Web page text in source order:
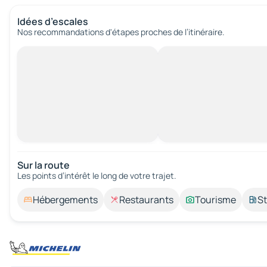
Idées d’escales
Nos recommandations d'étapes proches de l’itinéraire.
Sur la route
Les points d’intérêt le long de votre trajet.
Hébergements Restaurants Tourisme